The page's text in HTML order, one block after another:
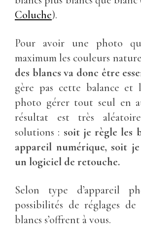
Coluche).
Pour avoir une photo
maximum les couleurs
des blancs va donc être
gère pas cette balance et
photo gérer tout seul en
résultat est très
solutions : soit je règle les
appareil numérique, soit
un logiciel de retouche.
Selon type d’appareil
possibilités de réglages de
blancs s’offrent à vous.